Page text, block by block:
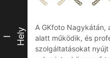
I Hely
A GKfoto Nagykátán,
alatt működik, és
szolgáltatásokat